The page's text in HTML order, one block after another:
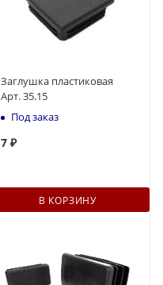
Заглушка пластиковая
Арт. 35.15
Под заказ
7 ₽
В КОРЗИНУ